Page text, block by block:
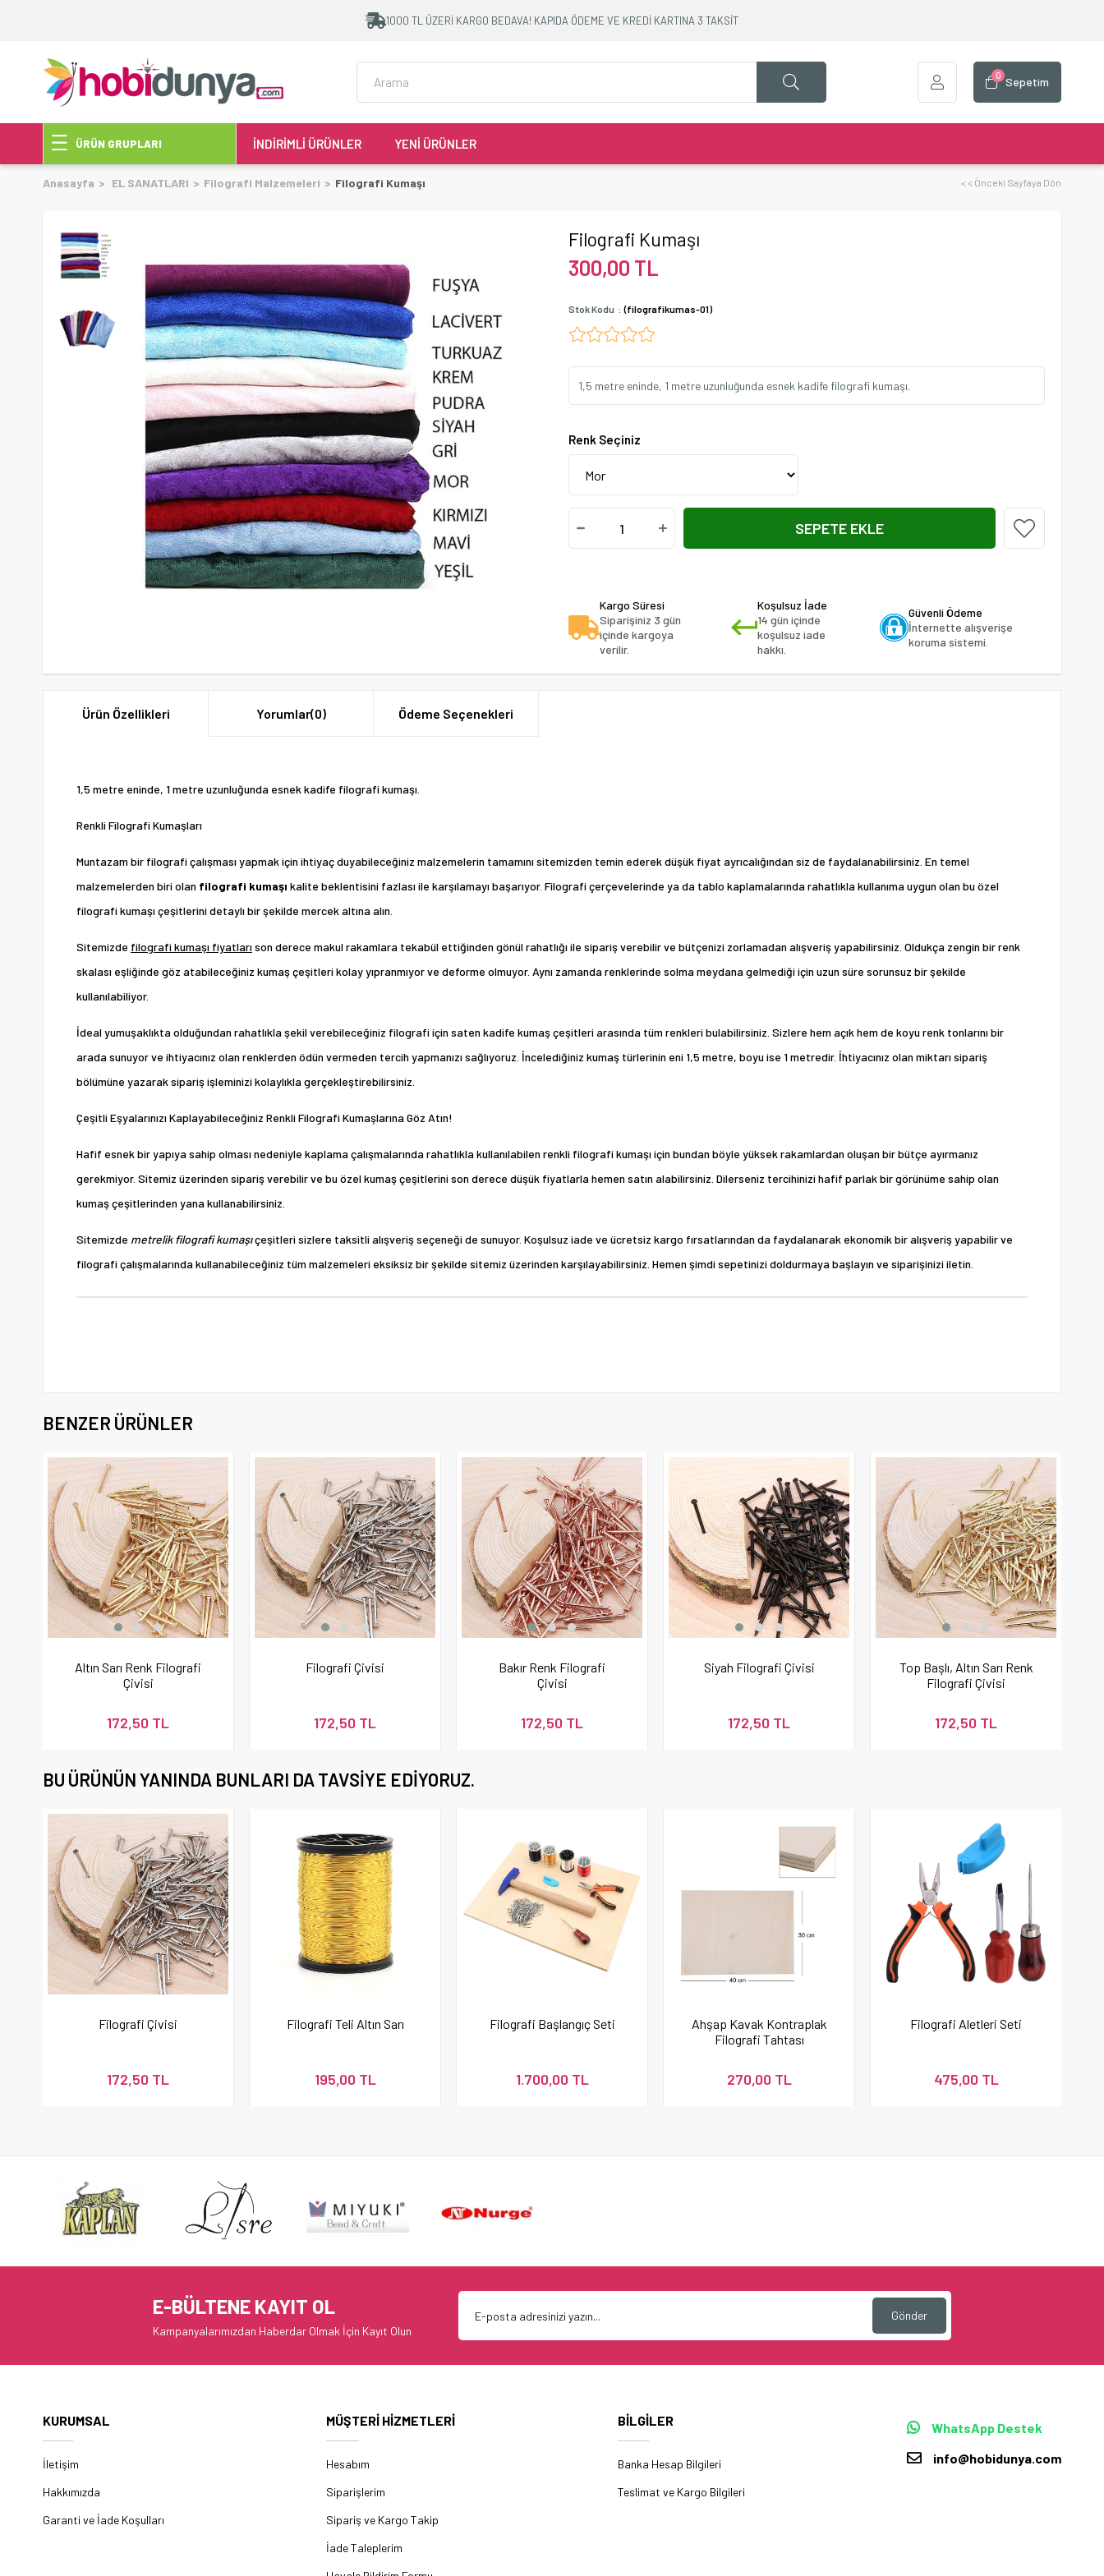
1000 TL ÜZERİ KARGO BEDAVA! KAPIDA ÖDEME VE KREDİ KARTINA 3 TAKSİT
Sepetim
0
ÜRÜN GRUPLARI İNDİRİMLİ ÜRÜNLER YENİ ÜRÜNLER
Anasayfa EL SANATLARI Filografi Malzemeleri Filografi Kumaşı < < Önceki Sayfaya Dön
Filografi Kumaşı
300,00 TL
Stok Kodu (filografikumas-01)
1,5 metre eninde, 1 metre uzunluğunda esnek kadife filografi kumaşı.
Renk Seçiniz
Kargo Süresi
Siparişiniz 3 gün
içinde kargoya
verilir.
Koşulsuz İade
14 gün içinde
koşulsuz iade
hakkı.
Güvenli Ödeme
İnternette alışverişe
koruma sistemi.
Ürün Özellikleri Yorumlar(0) Ödeme Seçenekleri
1,5 metre eninde, 1 metre uzunluğunda esnek kadife filografi kumaşı.
Renkli Filografi Kumaşları
Muntazam bir filografi çalışması yapmak için ihtiyaç duyabileceğiniz malzemelerin tamamını sitemizden temin ederek düşük fiyat ayrıcalığından siz de faydalanabilirsiniz. En temel
malzemelerden biri olan filografi kumaşı kalite beklentisini fazlası ile karşılamayı başarıyor. Filografi çerçevelerinde ya da tablo kaplamalarında rahatlıkla kullanıma uygun olan bu özel
filografi kumaşı çeşitlerini detaylı bir şekilde mercek altına alın.
Sitemizde filografi kumaşı fiyatlarıson derece makul rakamlara tekabül ettiğinden gönül rahatlığı ile sipariş verebilir ve bütçenizi zorlamadan alışveriş yapabilirsiniz. Oldukça zengin bir renk
skalası eşliğinde göz atabileceğiniz kumaş çeşitleri kolay yıpranmıyor ve deforme olmuyor. Aynı zamanda renklerinde solma meydana gelmediği için uzun süre sorunsuz bir şekilde
kullanılabiliyor.
İdeal yumuşaklıkta olduğundan rahatlıkla şekil verebileceğiniz filografi için saten kadife kumaş çeşitleri arasında tüm renkleri bulabilirsiniz. Sizlere hem açık hem de koyu renk tonlarını bir
arada sunuyor ve ihtiyacınız olan renklerden ödün vermeden tercih yapmanızı sağlıyoruz. İncelediğiniz kumaş türlerinin eni 1,5 metre, boyu ise 1 metredir. İhtiyacınız olan miktarı sipariş
bölümüne yazarak sipariş işleminizi kolaylıkla gerçekleştirebilirsiniz.
Çeşitli Eşyalarınızı Kaplayabileceğiniz Renkli Filografi Kumaşlarına Göz Atın!
Hafif esnek bir yapıya sahip olması nedeniyle kaplama çalışmalarında rahatlıkla kullanılabilen renkli filografi kumaşı için bundan böyle yüksek rakamlardan oluşan bir bütçe ayırmanız
gerekmiyor. Sitemiz üzerinden sipariş verebilir ve bu özel kumaş çeşitlerini son derece düşük fiyatlarla hemen satın alabilirsiniz. Dilerseniz tercihinizi hafif parlak bir görünüme sahip olan
kumaş çeşitlerinden yana kullanabilirsiniz.
Sitemizde metrelik filografi kumaşıçeşitleri sizlere taksitli alışveriş seçeneği de sunuyor. Koşulsuz iade ve ücretsiz kargo fırsatlarından da faydalanarak ekonomik bir alışveriş yapabilir ve
filografi çalışmalarında kullanabileceğiniz tüm malzemeleri eksiksiz bir şekilde sitemiz üzerinden karşılayabilirsiniz. Hemen şimdi sepetinizi doldurmaya başlayın ve siparişinizi iletin.
BENZER ÜRÜNLER
Altın Sarı Renk Filografi
Çivisi
172,50 TL
Filografi Çivisi
172,50 TL
Bakır Renk Filografi
Çivisi
172,50 TL
Siyah Filografi Çivisi
172,50 TL
Top Başlı, Altın Sarı Renk
Filografi Çivisi
172,50 TL
BU ÜRÜNÜN YANINDA BUNLARI DA TAVSIYE EDIYORUZ.
Filografi Çivisi
172,50 TL
Filografi Teli Altın Sarı
195,00 TL
Filografi Başlangıç Seti
1.700,00 TL
Ahşap Kavak Kontraplak
Filografi Tahtası
270,00 TL
Filografi Aletleri Seti
475,00 TL
E-BÜLTENE KAYIT OL
Kampanyalarımızdan Haberdar Olmak İçin Kayıt Olun
Gönder
KURUMSAL
İletişim
Hakkımızda
Garanti ve İade Koşulları
MÜŞTERİ HİZMETLERİ
Hesabım
Siparişlerim
Sipariş ve Kargo Takip
İade Taleplerim
BİLGİLER
Banka Hesap Bilgileri
Teslimat ve Kargo Bilgileri
WhatsApp Destek
info@hobidunya.com